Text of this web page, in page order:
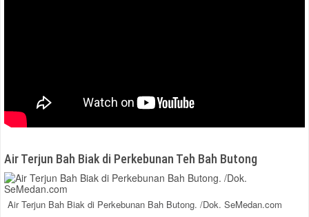
Air Terjun Bah Biak di Perkebunan Teh Bah Butong
Air Terjun Bah Biak di Perkebunan Bah Butong. /Dok. SeMedan.com